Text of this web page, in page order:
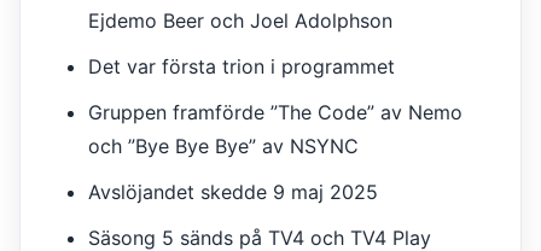
Ejdemo Beer och Joel Adolphson
Det var första trion i programmet
Gruppen framförde ”The Code” av Nemo
och ”Bye Bye Bye” av NSYNC
Avslöjandet skedde 9 maj 2025
Säsong 5 sänds på TV4 och TV4 Play